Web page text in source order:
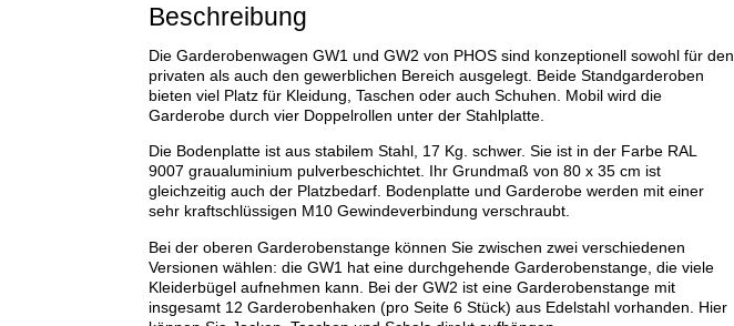
Beschreibung
Die Garderobenwagen GW1 und GW2 von PHOS sind konzeptionell sowohl für den
privaten als auch den gewerblichen Bereich ausgelegt. Beide Standgarderoben
bieten viel Platz für Kleidung, Taschen oder auch Schuhen. Mobil wird die
Garderobe durch vier Doppelrollen unter der Stahlplatte.
Die Bodenplatte ist aus stabilem Stahl, 17 Kg. schwer. Sie ist in der Farbe RAL
9007 graualuminium pulverbeschichtet. Ihr Grundmaß von 80 x 35 cm ist
gleichzeitig auch der Platzbedarf. Bodenplatte und Garderobe werden mit einer
sehr kraftschlüssigen M10 Gewindeverbindung verschraubt.
Bei der oberen Garderobenstange können Sie zwischen zwei verschiedenen
Versionen wählen: die GW1 hat eine durchgehende Garderobenstange, die viele
Kleiderbügel aufnehmen kann. Bei der GW2 ist eine Garderobenstange mit
insgesamt 12 Garderobenhaken (pro Seite 6 Stück) aus Edelstahl vorhanden. Hier